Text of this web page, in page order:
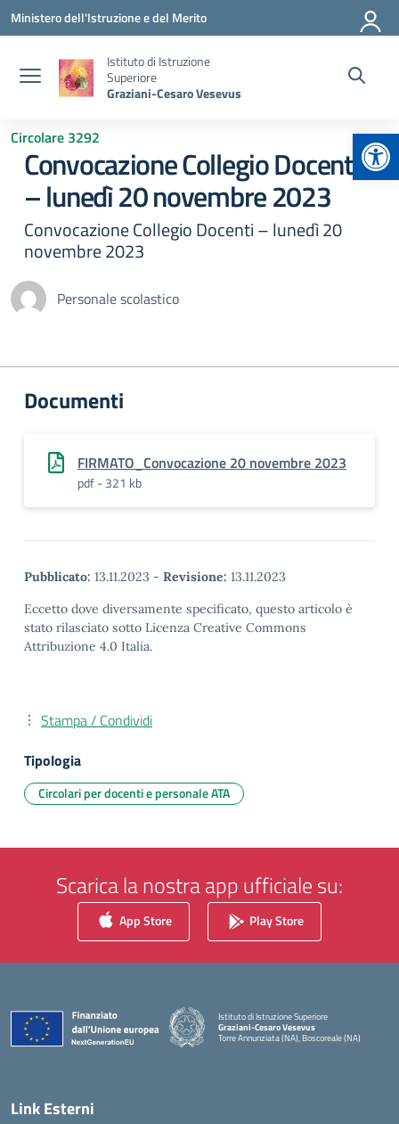
Vai ai contenuti
Vai al menu di navigazione
Vai al footer
Ministero dell'Istruzione e del Merito
Istituto di Istruzione
Superiore
Graziani-Cesaro Vesevus
Circolare 3292
Convocazione Collegio Docenti
– lunedì 20 novembre 2023
Convocazione Collegio Docenti – lunedì 20
novembre 2023
Personale scolastico
Documenti
FIRMATO_Convocazione 20 novembre 2023
pdf - 321 kb
Pubblicato: 13.11.2023 - Revisione: 13.11.2023
Eccetto dove diversamente specificato, questo articolo è
stato rilasciato sotto Licenza Creative Commons
Attribuzione 4.0 Italia.
Stampa / Condividi
Tipologia
Circolari per docenti e personale ATA
Scarica la nostra app ufficiale su:
App Store Play Store
Istituto di Istruzione Superiore
Graziani-Cesaro Vesevus
Torre Annunziata (NA), Boscoreale (NA)
Link Esterni